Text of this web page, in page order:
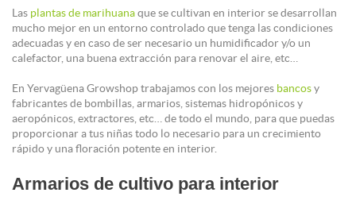
Las plantas de marihuanaque se cultivan en interior se desarrollan
mucho mejor en un entorno controlado que tenga las condiciones
adecuadas y en caso de ser necesario un humidificador y/o un
calefactor, una buena extracción para renovar el aire, etc…
En Yervagüena Growshop trabajamos con los mejores bancosy
fabricantes de bombillas, armarios, sistemas hidropónicos y
aeropónicos, extractores, etc… de todo el mundo, para que puedas
proporcionar a tus niñas todo lo necesario para un crecimiento
rápido y una floración potente en interior.
Armarios de cultivo para interior